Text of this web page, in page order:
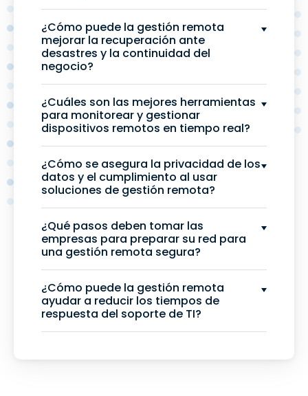
¿Cómo puede la gestión remota
mejorar la recuperación ante
desastres y la continuidad del
negocio?
¿Cuáles son las mejores herramientas
para monitorear y gestionar
dispositivos remotos en tiempo real?
¿Cómo se asegura la privacidad de los
datos y el cumplimiento al usar
soluciones de gestión remota?
¿Qué pasos deben tomar las
empresas para preparar su red para
una gestión remota segura?
¿Cómo puede la gestión remota
ayudar a reducir los tiempos de
respuesta del soporte de TI?